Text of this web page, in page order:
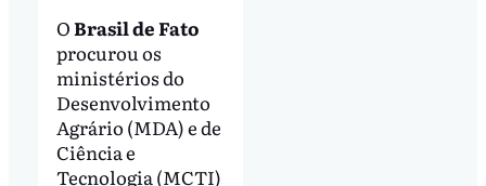
OBrasil de Fato
procurou os
ministérios do
Desenvolvimento
Agrário (MDA) e de
Ciência e
Tecnologia (MCTI)